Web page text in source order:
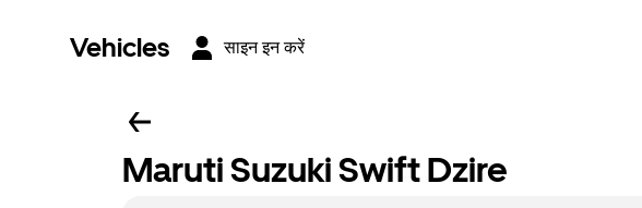
Vehicles साइन इन करें
Maruti Suzuki Swift Dzire